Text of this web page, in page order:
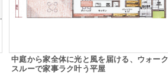
中庭から家全体に光と風を届ける、ウォーク
スルーで家事ラク叶う平屋